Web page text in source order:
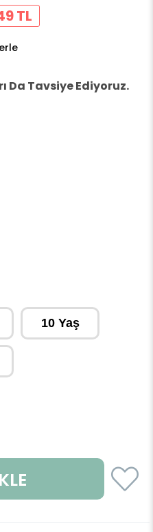
TL
Da Tavsiye Ediyoruz.
10 Yaş